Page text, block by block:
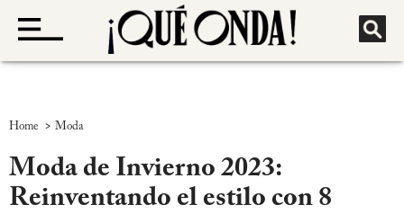
Home > Moda
Moda de Invierno 2023:
Reinventando el estilo con 8